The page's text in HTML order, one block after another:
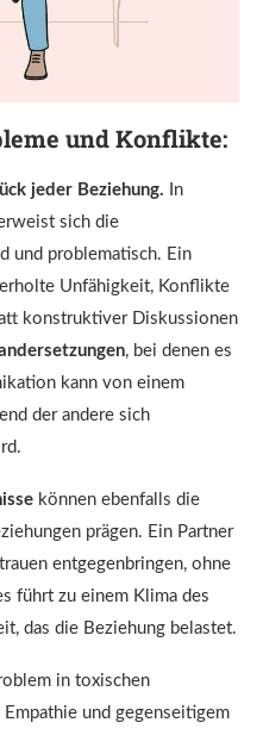
und Konflikte:
jeder Beziehung. In
sich die
und problematisch. Ein
Unfähigkeit, Konflikte
konstruktiver Diskussionen
, bei denen es
kann von einem
der andere sich
können ebenfalls die
prägen. Ein Partner
entgegenbringen, ohne
führt zu einem Klima des
das die Beziehung belastet.
in toxischen
und gegenseitigem